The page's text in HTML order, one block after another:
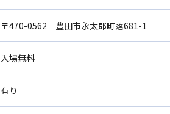
〒470-0562 豊田市永太郎町落681-1
入場無料
有り